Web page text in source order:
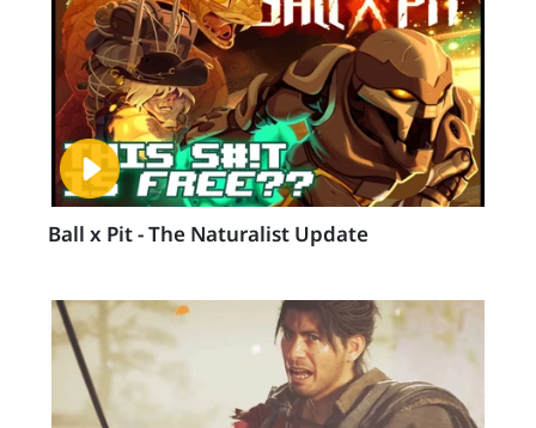
Ball x Pit - The Naturalist Update